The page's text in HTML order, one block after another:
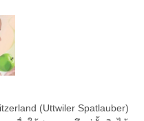
(Uttwiler Spatlauber )